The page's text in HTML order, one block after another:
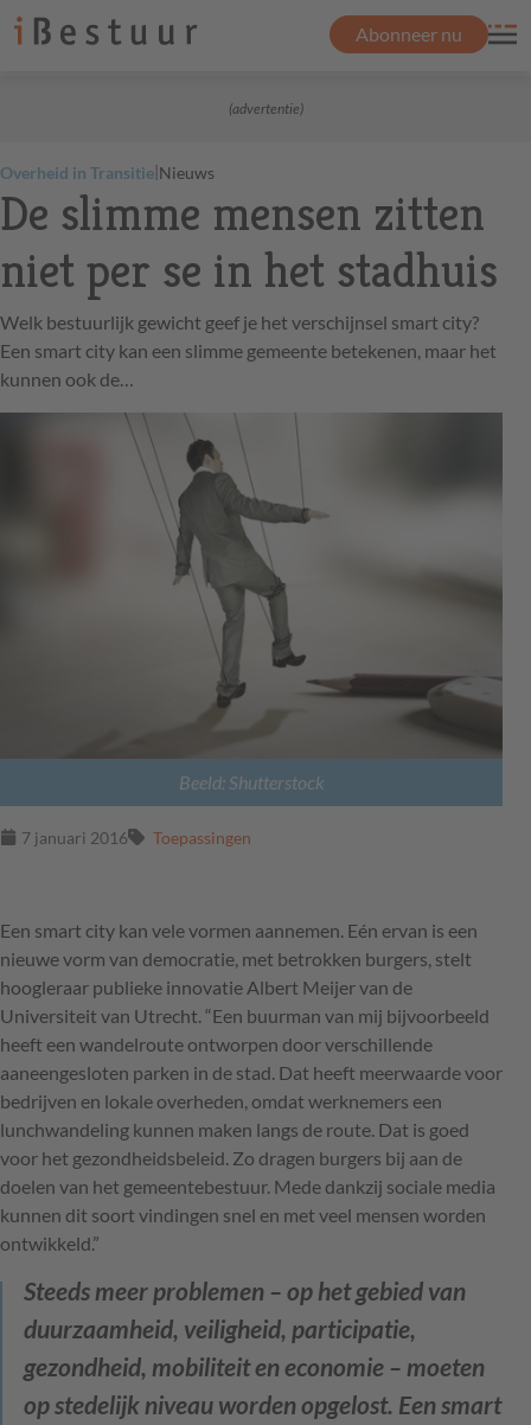
Abonneer nu
(advertentie)
Overheid in Transitie|Nieuws
De slimme mensen zitten
niet per se in het stadhuis
Welk bestuurlijk gewicht geef je het verschijnsel smart city?
Een smart city kan een slimme gemeente betekenen, maar het
kunnen ook de…
Beeld: Shutterstock
7 januari 2016 Toepassingen
Een smart city kan vele vormen aannemen. Eén ervan is een
nieuwe vorm van democratie, met betrokken burgers, stelt
hoogleraar publieke innovatie Albert Meijer van de
Universiteit van Utrecht. “Een buurman van mij bijvoorbeeld
heeft een wandelroute ontworpen door verschillende
aaneengesloten parken in de stad. Dat heeft meerwaarde voor
bedrijven en lokale overheden, omdat werknemers een
lunchwandeling kunnen maken langs de route. Dat is goed
voor het gezondheidsbeleid. Zo dragen burgers bij aan de
doelen van het gemeentebestuur. Mede dankzij sociale media
kunnen dit soort vindingen snel en met veel mensen worden
ontwikkeld.”
Steeds meer problemen – op het gebied van
duurzaamheid, veiligheid, participatie,
gezondheid, mobiliteit en economie – moeten
op stedelijk niveau worden opgelost. Een smart